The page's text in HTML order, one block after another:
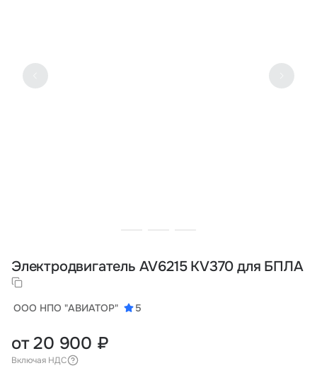
Государственные программы
Партнеры
Электродвигатель AV6215 KV370 для БПЛА
ООО НПО "АВИАТОР" 5
от 20 900 ₽
Включая НДС